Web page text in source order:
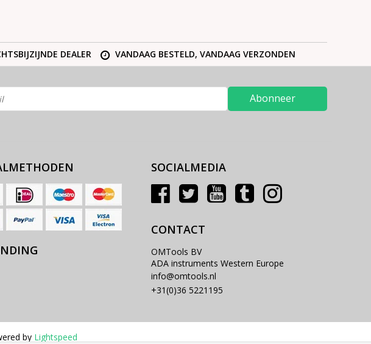
DEALER VANDAAG BESTELD, VANDAAG VERZONDEN
Abonneer
SOCIALMEDIA
CONTACT
OMTools BV
ADA instruments Western Europe
info@omtools.nl
+31(0)36 5221195
by Lightspeed